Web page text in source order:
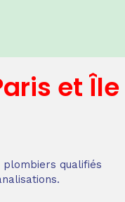
et Île
qualifiés